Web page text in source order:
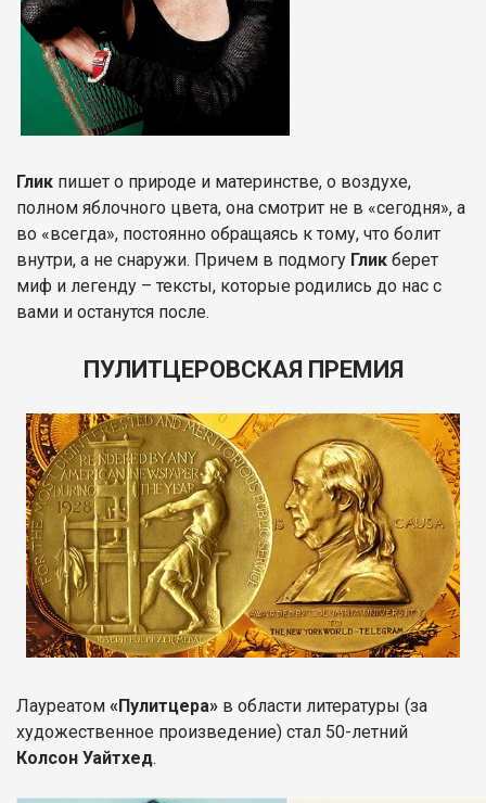
Глик пишет о природе и материнстве, о воздухе,
полном яблочного цвета, она смотрит не в «сегодня», а
во «всегда», постоянно обращаясь к тому, что болит
внутри, а не снаружи. Причем в подмогу Глик берет
миф и легенду – тексты, которые родились до нас с
вами и останутся после.
ПУЛИТЦЕРОВСКАЯ ПРЕМИЯ
Лауреатом «Пулитцера» в области литературы (за
художественное произведение) стал 50-летний
Колсон Уайтхед.